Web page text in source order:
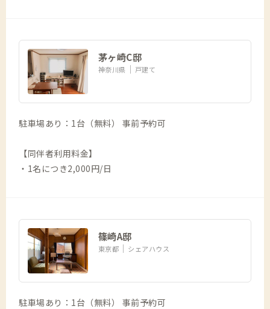
茅ヶ崎C邸
神奈川県 戸建て
駐車場あり：1台（無料） 事前予約可
【同伴者利用料金】
・1名につき2,000円/日
篠崎A邸
東京都 シェアハウス
駐車場あり：1台（無料） 事前予約可